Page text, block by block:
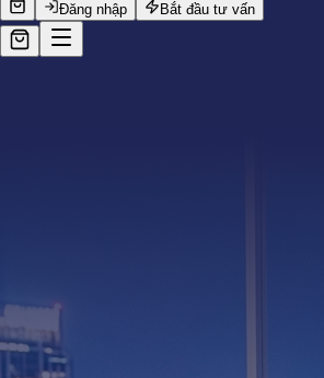
Đăng nhập
Bắt đầu tư vấn